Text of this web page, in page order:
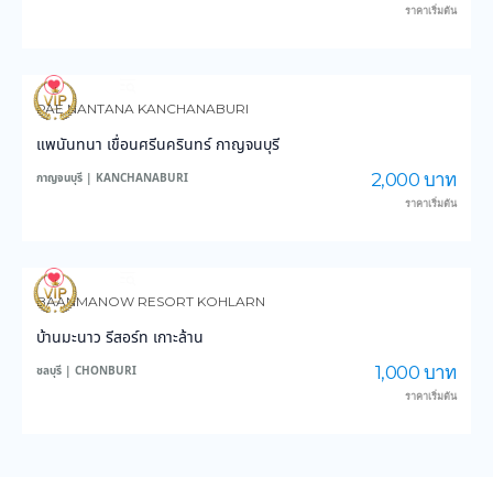
ราคาเริ่มต้น
3,864
PAE NANTANA KANCHANABURI
แพนันทนา เขื่อนศรีนครินทร์ กาญจนบุรี
กาญจนบุรี | KANCHANABURI 2,000 บาท
ราคาเริ่มต้น
4,069
BAANMANOW RESORT KOHLARN
บ้านมะนาว รีสอร์ท เกาะล้าน
ชลบุรี | CHONBURI 1,000 บาท
ราคาเริ่มต้น